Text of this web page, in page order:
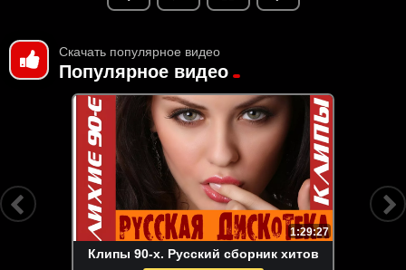
Скачать популярное видео
Популярное видео
1:29:27
Клипы 90-х. Русский сборник хитов